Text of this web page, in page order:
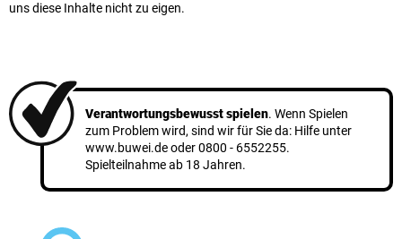
uns diese Inhalte nicht zu eigen.
Verantwortungsbewusst spielen. Wenn Spielen
zum Problem wird, sind wir für Sie da: Hilfe unter
www.buwei.deoder0800 - 6552255.
Spielteilnahme ab 18 Jahren.